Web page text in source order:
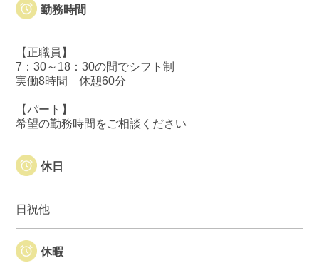
勤務時間
【正職員】
7：30～18：30の間でシフト制
実働8時間 休憩60分
【パート】
希望の勤務時間をご相談ください
休日
日祝他
休暇